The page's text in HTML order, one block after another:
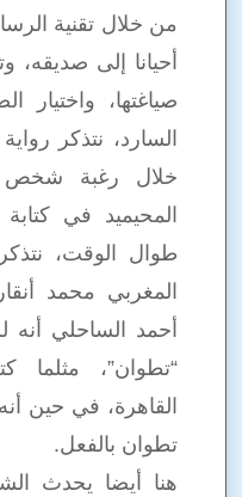
من خلال تقنية
أحيانا إلى
صياغتها، واختيار
السارد، نتذكر
خلال رغبة شخص
المحيميد في
طوال الوقت،
المغربي محمد
أحمد الساحلي أنه
“تطوان”،
القاهرة، في حين
تطوان بالفعل.
هنا أيضا يحدث